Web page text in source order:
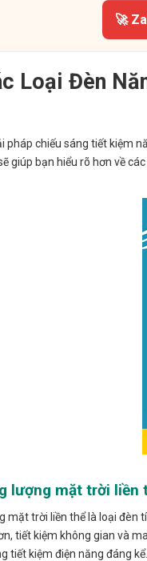
🚀
Loại Đèn
pháp chiếu sáng tiết kiệm
giúp bạn hiểu rõ hơn về
lượng mặt trời liền
mặt trời liền thể là loại đèn
tiết kiệm không gian và
tiết kiệm điện năng đáng kể.